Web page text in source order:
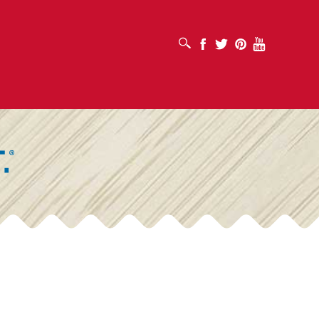
OTVORI OKVIR ZA PRETRAŽIVANJE
Facebook
Twitter PinterestYoutube